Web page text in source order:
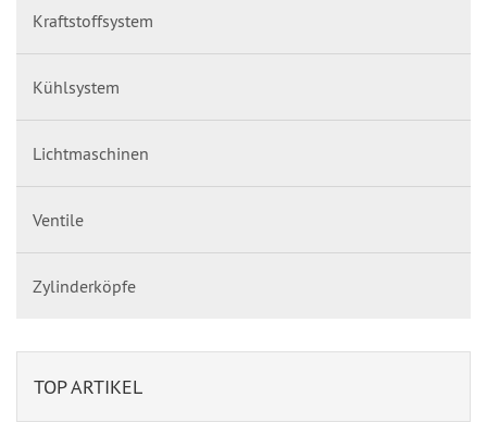
Kraftstoffsystem
Kühlsystem
Lichtmaschinen
Ventile
Zylinderköpfe
TOP ARTIKEL